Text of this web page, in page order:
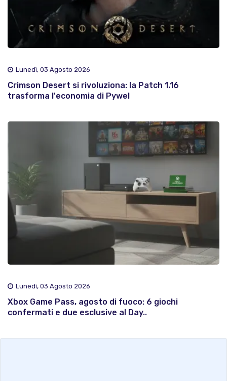
Lunedì, 03 Agosto 2026
Crimson Desert si rivoluziona: la Patch 1.16
trasforma l'economia di Pywel
Lunedì, 03 Agosto 2026
Xbox Game Pass, agosto di fuoco: 6 giochi
confermati e due esclusive al Day..